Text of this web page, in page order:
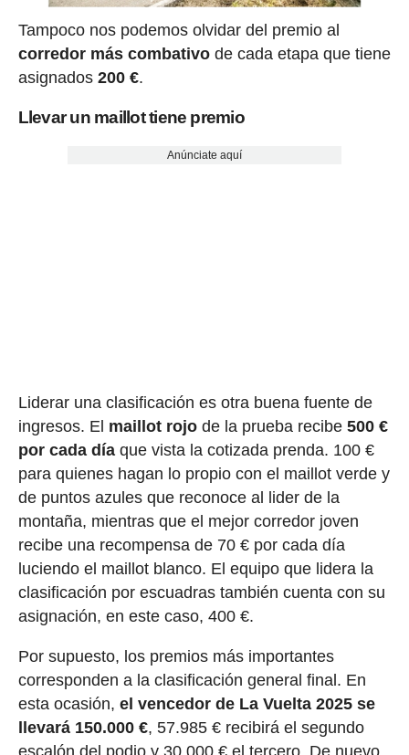
Tampoco nos podemos olvidar del premio al
corredor más combativode cada etapa que tiene
asignados 200 €.
Llevar un maillot tiene premio
Anúnciate aquí
Liderar una clasificación es otra buena fuente de
ingresos. El maillot rojode la prueba recibe 500 €
por cada díaque vista la cotizada prenda. 100 €
para quienes hagan lo propio con el maillot verde y
de puntos azules que reconoce al lider de la
montaña, mientras que el mejor corredor joven
recibe una recompensa de 70 € por cada día
luciendo el maillot blanco. El equipo que lidera la
clasificación por escuadras también cuenta con su
asignación, en este caso, 400 €.
Por supuesto, los premios más importantes
corresponden a la clasificación general final. En
esta ocasión, el vencedor de La Vuelta 2025 se
llevará 150.000 €, 57.985 € recibirá el segundo